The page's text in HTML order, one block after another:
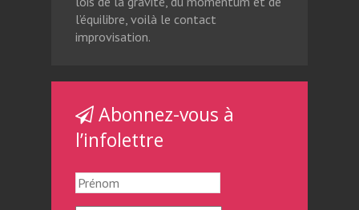
l’équilibre, voilà le contact
improvisation.
Abonnez-vous à
l’infolettre